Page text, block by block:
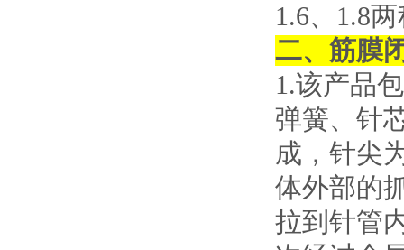
1.6、1.8
二、筋膜
1.该产品
弹簧、针
成，针尖
体外部的
拉到针管